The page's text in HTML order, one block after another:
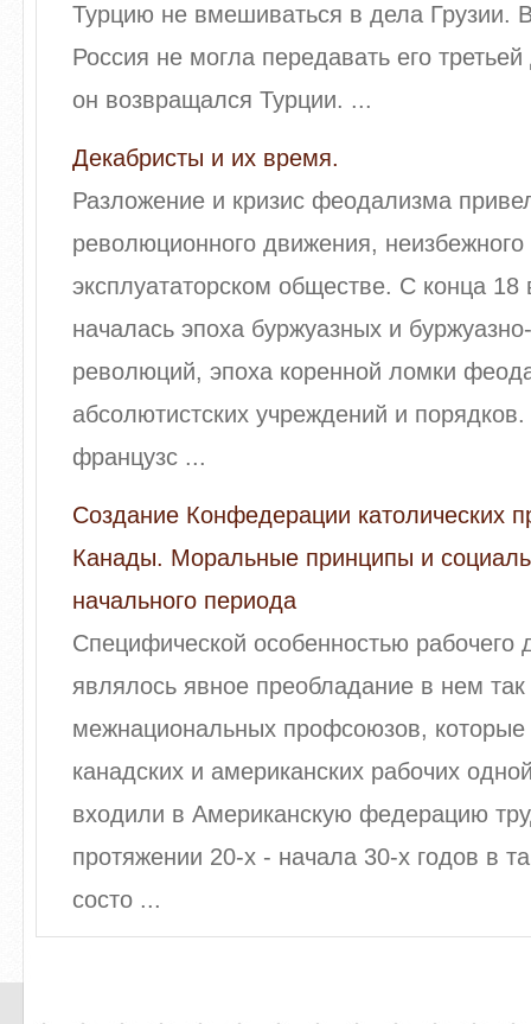
Турцию не вмешиваться в дела Грузии.
Россия не могла передавать его
он возвращался Турции. ...
Декабристы и их время.
Разложение и кризис феодализма
революционного движения,
эксплуататорском обществе. С конца
началась эпоха буржуазных и
революций, эпоха коренной ломки
абсолютистских учреждений и
французс ...
Создание Конфедерации католических
Канады. Моральные принципы и
начального периода
Специфической особенностью
являлось явное преобладание в нем
межнациональных профсоюзов,
канадских и американских рабочих
входили в Американскую федерацию
протяжении 20-х - начала 30-х годов в
состо ...